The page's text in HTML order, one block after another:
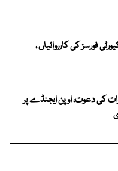
فورسز کی کارروائیاں ،
کی دعوت، اوپن ایجنڈے پر